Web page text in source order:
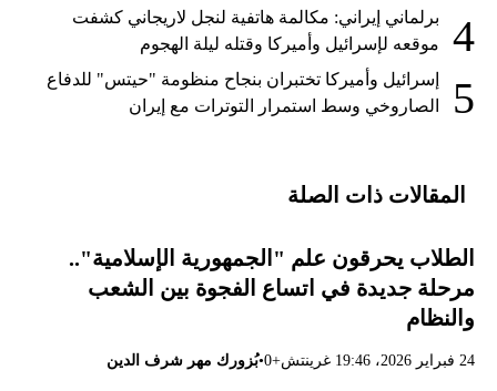
4
برلماني إيراني: مكالمة هاتفية لنجل لاريجاني كشفت
موقعه لإسرائيل وأميركا وقتله ليلة الهجوم
5
إسرائيل وأميركا تختبران بنجاح منظومة "حيتس" للدفاع
الصاروخي وسط استمرار التوترات مع إيران
المقالات ذات الصلة
الطلاب يحرقون علم "الجمهورية الإسلامية"..
مرحلة جديدة في اتساع الفجوة بين الشعب
والنظام
24 فبراير 2026، 19:46 غرينتش+0 •بُزورك مهر شرف الدين